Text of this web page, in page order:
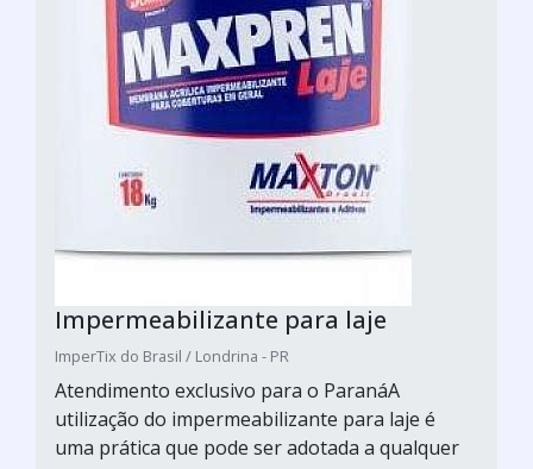
Impermeabilizante para laje
ImperTix do Brasil / Londrina - PR
Atendimento exclusivo para o ParanáA
utilização do impermeabilizante para laje é
uma prática que pode ser adotada a qualquer